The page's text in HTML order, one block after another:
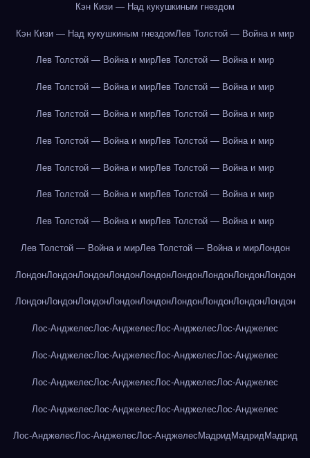
Кэн Кизи — Над кукушкиным гнездом
Кэн Кизи — Над кукушкиным гнездомЛев Толстой — Война и мир
Лев Толстой — Война и мирЛев Толстой — Война и мир
Лев Толстой — Война и мирЛев Толстой — Война и мир
Лев Толстой — Война и мирЛев Толстой — Война и мир
Лев Толстой — Война и мирЛев Толстой — Война и мир
Лев Толстой — Война и мирЛев Толстой — Война и мир
Лев Толстой — Война и мирЛев Толстой — Война и мир
Лев Толстой — Война и мирЛев Толстой — Война и мир
Лев Толстой — Война и мирЛев Толстой — Война и мирЛондон
ЛондонЛондонЛондонЛондонЛондонЛондонЛондонЛондонЛондон
ЛондонЛондонЛондонЛондонЛондонЛондонЛондонЛондонЛондон
Лос-АнджелесЛос-АнджелесЛос-АнджелесЛос-Анджелес
Лос-АнджелесЛос-АнджелесЛос-АнджелесЛос-Анджелес
Лос-АнджелесЛос-АнджелесЛос-АнджелесЛос-Анджелес
Лос-АнджелесЛос-АнджелесЛос-АнджелесЛос-Анджелес
Лос-АнджелесЛос-АнджелесЛос-Анджелес МадридМадридМадрид